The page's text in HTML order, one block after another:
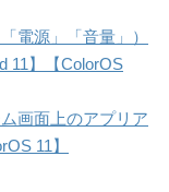
電源」「音量」）
11】【ColorOS
画面上のアプリア
11】